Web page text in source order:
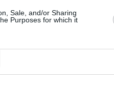
Sale, and/or Sharing
Purposes for which it